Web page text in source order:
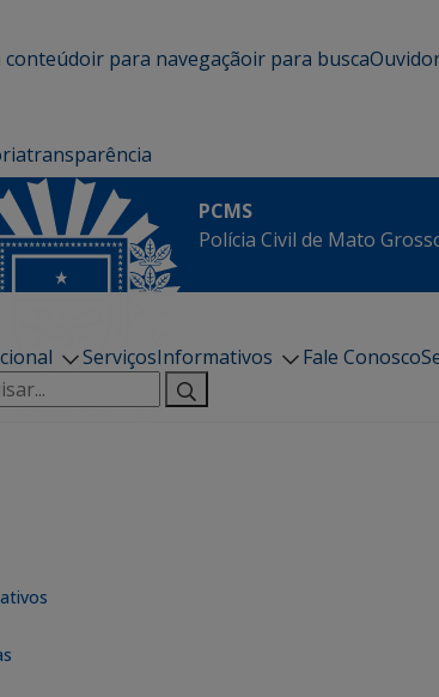
conteúdoir para navegaçãoir para busca
transparência
PCMS
Polícia Civil de Mato
ServiçosInformativos Fale Conosco